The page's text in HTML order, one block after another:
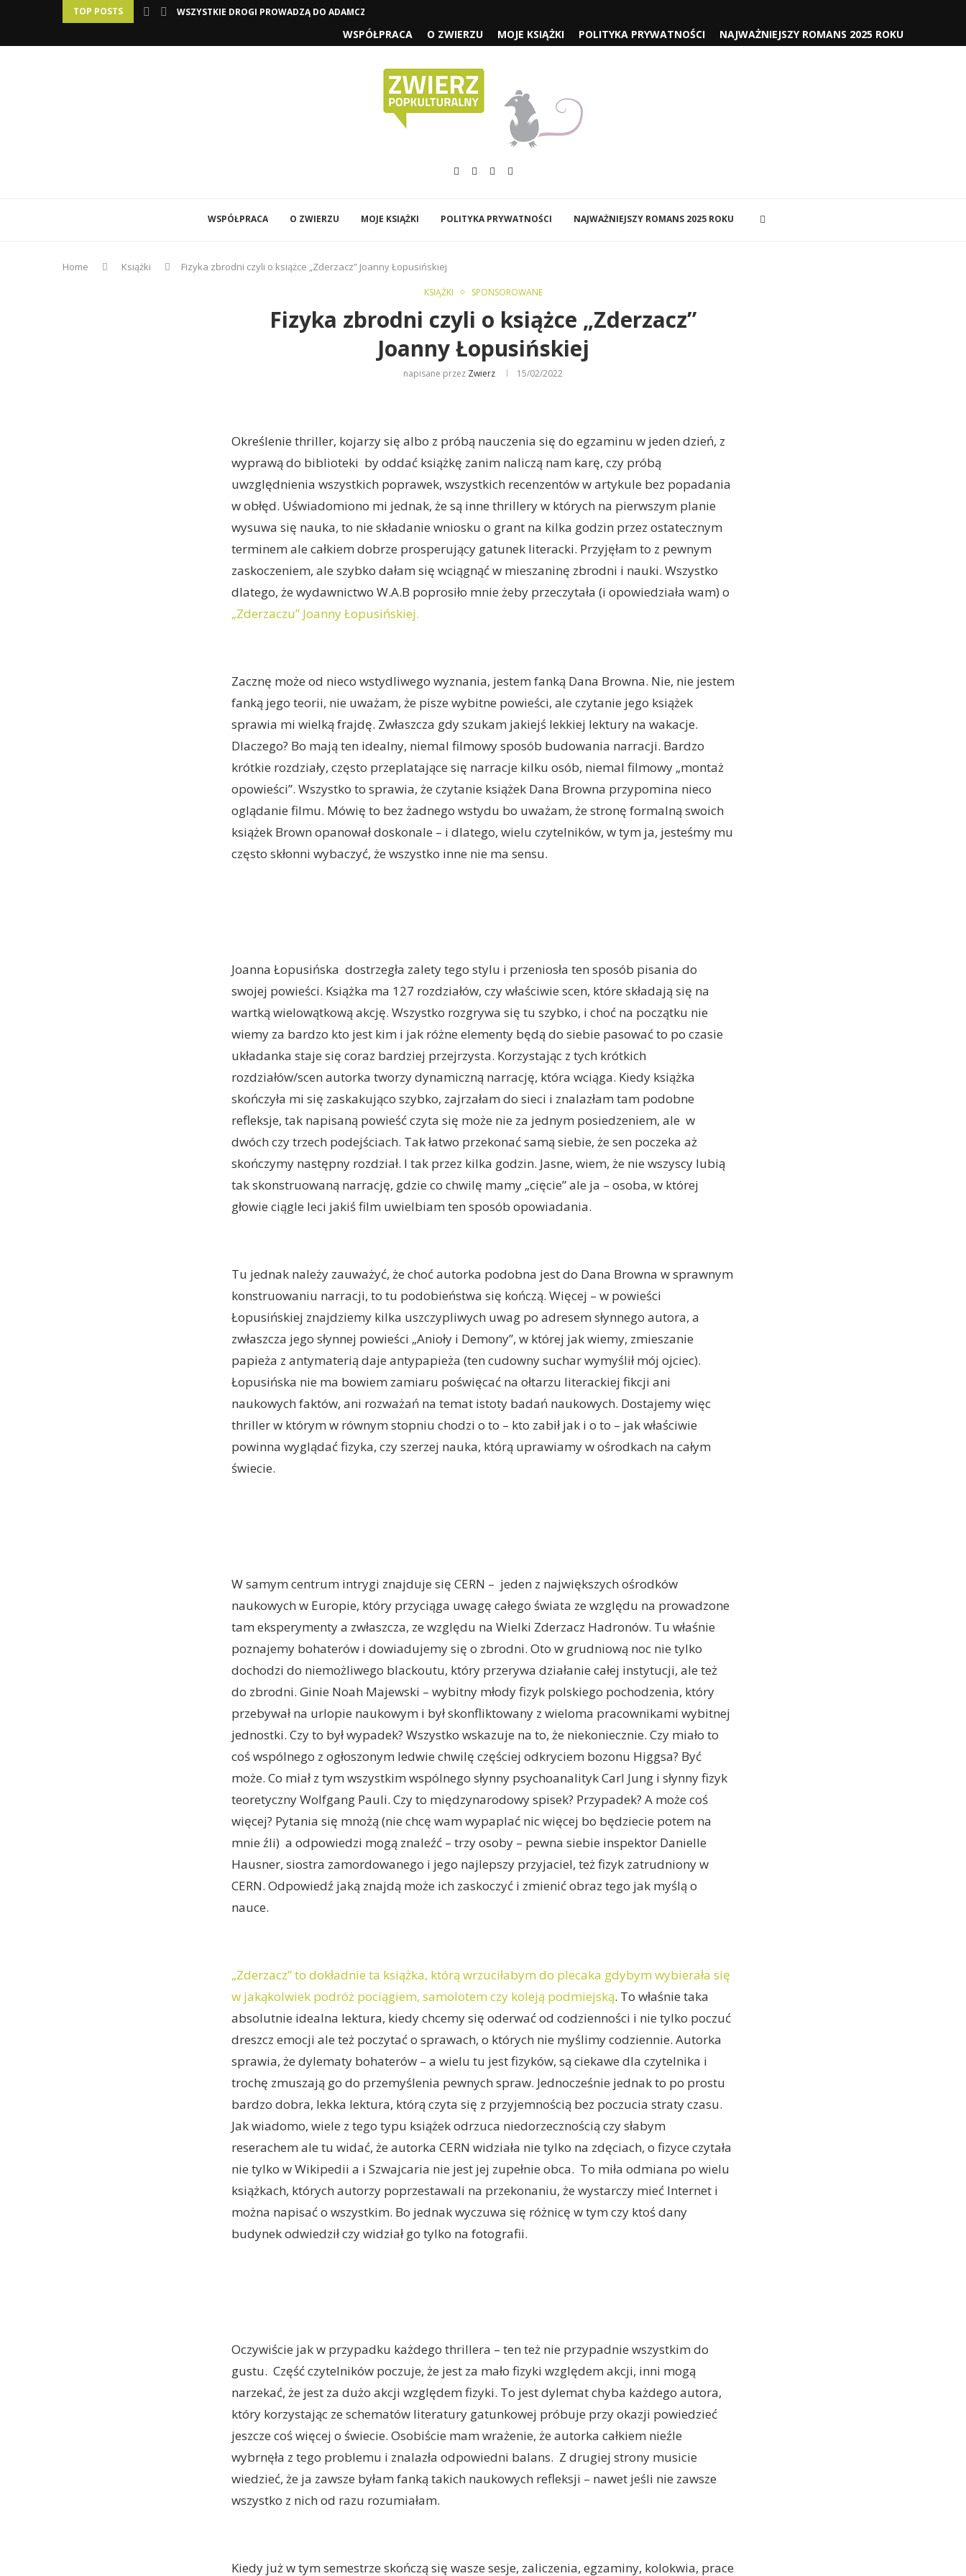
TOP POSTS WSZYSTKIE DROGI PROWADZĄ DO ADAMCZYCHY CZYLI „1670” SEZON...
WSPÓŁPRACA O ZWIERZU MOJE KSIĄŻKI POLITYKA PRYWATNOŚCI NAJWAŻNIEJSZY ROMANS 2025 ROKU
WSPÓŁPRACA O ZWIERZU MOJE KSIĄŻKI POLITYKA PRYWATNOŚCI NAJWAŻNIEJSZY ROMANS 2025 ROKU
Home Książki Fizyka zbrodni czyli o książce „Zderzacz” Joanny Łopusińskiej
KSIĄŻKI SPONSOROWANE
Fizyka zbrodni czyli o książce „Zderzacz”
Joanny Łopusińskiej
napisane przez Zwierz 15/02/2022
Określenie thriller, kojarzy się albo z próbą nauczenia się do egzaminu w jeden dzień, z
wyprawą do biblioteki by oddać książkę zanim naliczą nam karę, czy próbą
uwzględnienia wszystkich poprawek, wszystkich recenzentów w artykule bez popadania
w obłęd. Uświadomiono mi jednak, że są inne thrillery w których na pierwszym planie
wysuwa się nauka, to nie składanie wniosku o grant na kilka godzin przez ostatecznym
terminem ale całkiem dobrze prosperujący gatunek literacki. Przyjęłam to z pewnym
zaskoczeniem, ale szybko dałam się wciągnąć w mieszaninę zbrodni i nauki. Wszystko
dlatego, że wydawnictwo W.A.B poprosiło mnie żeby przeczytała (i opowiedziała wam) o
„Zderzaczu” Joanny Łopusińskiej.
Zacznę może od nieco wstydliwego wyznania, jestem fanką Dana Browna. Nie, nie jestem
fanką jego teorii, nie uważam, że pisze wybitne powieści, ale czytanie jego książek
sprawia mi wielką frajdę. Zwłaszcza gdy szukam jakiejś lekkiej lektury na wakacje.
Dlaczego? Bo mają ten idealny, niemal filmowy sposób budowania narracji. Bardzo
krótkie rozdziały, często przeplatające się narracje kilku osób, niemal filmowy „montaż
opowieści”. Wszystko to sprawia, że czytanie książek Dana Browna przypomina nieco
oglądanie filmu. Mówię to bez żadnego wstydu bo uważam, że stronę formalną swoich
książek Brown opanował doskonale – i dlatego, wielu czytelników, w tym ja, jesteśmy mu
często skłonni wybaczyć, że wszystko inne nie ma sensu.
Joanna Łopusińska dostrzegła zalety tego stylu i przeniosła ten sposób pisania do
swojej powieści. Książka ma 127 rozdziałów, czy właściwie scen, które składają się na
wartką wielowątkową akcję. Wszystko rozgrywa się tu szybko, i choć na początku nie
wiemy za bardzo kto jest kim i jak różne elementy będą do siebie pasować to po czasie
układanka staje się coraz bardziej przejrzysta. Korzystając z tych krótkich
rozdziałów/scen autorka tworzy dynamiczną narrację, która wciąga. Kiedy książka
skończyła mi się zaskakująco szybko, zajrzałam do sieci i znalazłam tam podobne
refleksje, tak napisaną powieść czyta się może nie za jednym posiedzeniem, ale w
dwóch czy trzech podejściach. Tak łatwo przekonać samą siebie, że sen poczeka aż
skończymy następny rozdział. I tak przez kilka godzin. Jasne, wiem, że nie wszyscy lubią
tak skonstruowaną narrację, gdzie co chwilę mamy „cięcie” ale ja – osoba, w której
głowie ciągle leci jakiś film uwielbiam ten sposób opowiadania.
Tu jednak należy zauważyć, że choć autorka podobna jest do Dana Browna w sprawnym
konstruowaniu narracji, to tu podobieństwa się kończą. Więcej – w powieści
Łopusińskiej znajdziemy kilka uszczypliwych uwag po adresem słynnego autora, a
zwłaszcza jego słynnej powieści „Anioły i Demony”, w której jak wiemy, zmieszanie
papieża z antymaterią daje antypapieża (ten cudowny suchar wymyślił mój ojciec).
Łopusińska nie ma bowiem zamiaru poświęcać na ołtarzu literackiej fikcji ani
naukowych faktów, ani rozważań na temat istoty badań naukowych. Dostajemy więc
thriller w którym w równym stopniu chodzi o to – kto zabił jak i o to – jak właściwie
powinna wyglądać fizyka, czy szerzej nauka, którą uprawiamy w ośrodkach na całym
świecie.
W samym centrum intrygi znajduje się CERN – jeden z największych ośrodków
naukowych w Europie, który przyciąga uwagę całego świata ze względu na prowadzone
tam eksperymenty a zwłaszcza, ze względu na Wielki Zderzacz Hadronów. Tu właśnie
poznajemy bohaterów i dowiadujemy się o zbrodni. Oto w grudniową noc nie tylko
dochodzi do niemożliwego blackoutu, który przerywa działanie całej instytucji, ale też
do zbrodni. Ginie Noah Majewski – wybitny młody fizyk polskiego pochodzenia, który
przebywał na urlopie naukowym i był skonfliktowany z wieloma pracownikami wybitnej
jednostki. Czy to był wypadek? Wszystko wskazuje na to, że niekoniecznie. Czy miało to
coś wspólnego z ogłoszonym ledwie chwilę częściej odkryciem bozonu Higgsa? Być
może. Co miał z tym wszystkim wspólnego słynny psychoanalityk Carl Jung i słynny fizyk
teoretyczny Wolfgang Pauli. Czy to międzynarodowy spisek? Przypadek? A może coś
więcej? Pytania się mnożą (nie chcę wam wypaplać nic więcej bo będziecie potem na
mnie źli) a odpowiedzi mogą znaleźć – trzy osoby – pewna siebie inspektor Danielle
Hausner, siostra zamordowanego i jego najlepszy przyjaciel, też fizyk zatrudniony w
CERN. Odpowiedź jaką znajdą może ich zaskoczyć i zmienić obraz tego jak myślą o
nauce.
„Zderzacz” to dokładnie ta książka, którą wrzuciłabym do plecaka gdybym wybierała się
w jakąkolwiek podróż pociągiem, samolotem czy koleją podmiejską. To właśnie taka
absolutnie idealna lektura, kiedy chcemy się oderwać od codzienności i nie tylko poczuć
dreszcz emocji ale też poczytać o sprawach, o których nie myślimy codziennie. Autorka
sprawia, że dylematy bohaterów – a wielu tu jest fizyków, są ciekawe dla czytelnika i
trochę zmuszają go do przemyślenia pewnych spraw. Jednocześnie jednak to po prostu
bardzo dobra, lekka lektura, którą czyta się z przyjemnością bez poczucia straty czasu.
Jak wiadomo, wiele z tego typu książek odrzuca niedorzecznością czy słabym
reserachem ale tu widać, że autorka CERN widziała nie tylko na zdęciach, o fizyce czytała
nie tylko w Wikipedii a i Szwajcaria nie jest jej zupełnie obca. To miła odmiana po wielu
książkach, których autorzy poprzestawali na przekonaniu, że wystarczy mieć Internet i
można napisać o wszystkim. Bo jednak wyczuwa się różnicę w tym czy ktoś dany
budynek odwiedził czy widział go tylko na fotografii.
Oczywiście jak w przypadku każdego thrillera – ten też nie przypadnie wszystkim do
gustu. Część czytelników poczuje, że jest za mało fizyki względem akcji, inni mogą
narzekać, że jest za dużo akcji względem fizyki. To jest dylemat chyba każdego autora,
który korzystając ze schematów literatury gatunkowej próbuje przy okazji powiedzieć
jeszcze coś więcej o świecie. Osobiście mam wrażenie, że autorka całkiem nieźle
wybrnęła z tego problemu i znalazła odpowiedni balans. Z drugiej strony musicie
wiedzieć, że ja zawsze byłam fanką takich naukowych refleksji – nawet jeśli nie zawsze
wszystko z nich od razu rozumiałam.
Kiedy już w tym semestrze skończą się wasze sesje, zaliczenia, egzaminy, kolokwia, prace